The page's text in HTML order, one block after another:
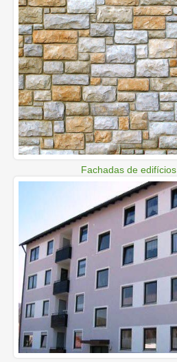
Fachadas de edifícios